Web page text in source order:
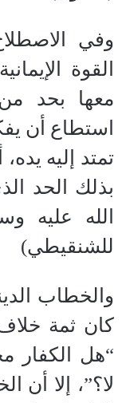
​وفي
القوة
معها بحد
استطاع أن
تمتد إليه
بذلك الحد
الله عليه
للشنقيطي)
​والخطاب
كان ثمة
“هل الكفار
لا؟”، إلا أن